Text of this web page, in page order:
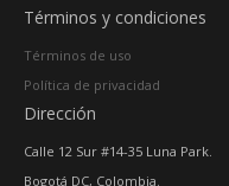
Términos y condiciones
Términos de uso
Política de privacidad
Dirección
Calle 12 Sur #14-35 Luna Park.
Bogotá DC, Colombia.